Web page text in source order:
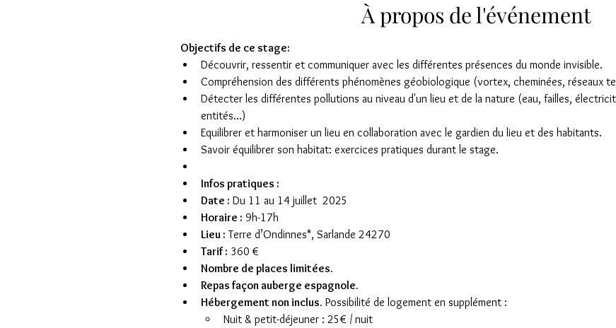
À propos de l'événement
Objectifs de ce stage:
Découvrir, ressentir et communiquer avec les différentes présences du monde invisible.
Compréhension des différents phénomènes géobiologique (vortex, cheminées, réseaux
Détecter les différentes pollutions au niveau d'un lieu et de la nature (eau, failles,
entités...)
Equilibrer et harmoniser un lieu en collaboration avec le gardien du lieu et des habitants.
Savoir équilibrer son habitat: exercices pratiques durant le stage.
Infos pratiques :
Date : Du 11 au 14 juillet  2025
Horaire : 9h-17h
Lieu : Terre d’Ondinnes*, Sarlande 24270
Tarif : 360 €
Nombre de places limitées.
Repas façon auberge espagnole.
Hébergement non inclus. Possibilité de logement en supplément :
Nuit & petit-déjeuner : 25€ / nuit